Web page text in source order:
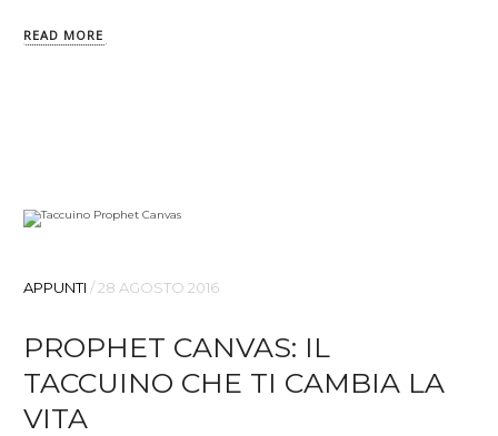
READ MORE
APPUNTI /28 AGOSTO 2016
PROPHET CANVAS: IL
TACCUINO CHE TI CAMBIA LA
VITA